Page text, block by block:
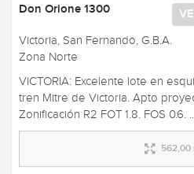
Don Orione 1300
Victoria, San Fernando, G.B.A.
Zona Norte
VICTORIA: Excelente lote en
tren Mitre de Victoria. Apto
Zonificación R2 FOT 1.8. FOS 0.6.
562,00